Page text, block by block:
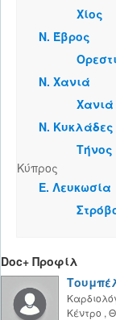
Χίος
Ν. Έβρος
Ν. Χανιά
Χανιά
Ν. Κυκλάδες
Τήνος
Κύπρος
Ε. Λευκωσία
Doc+ Προφίλ
Κέντρο ,